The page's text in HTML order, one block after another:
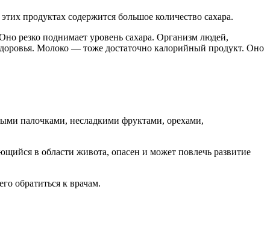
продуктах содержится большое количество сахара.
резко поднимает уровень сахара. Организм людей,
Молоко — тоже достаточно калорийный продукт. Оно
палочками, несладкими фруктами, орехами,
в области живота, опасен и может повлечь развитие
обратиться к врачам.